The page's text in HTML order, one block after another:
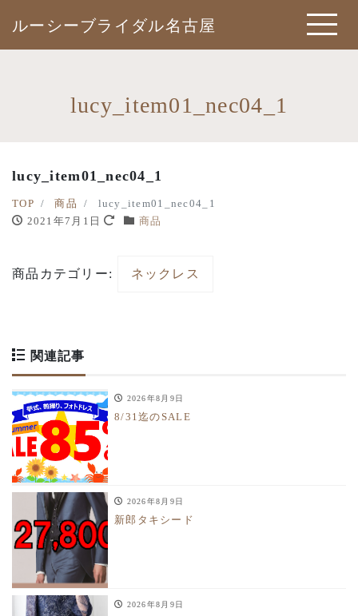
ルーシーブライダル名古屋
lucy_item01_nec04_1
lucy_item01_nec04_1
TOP 商品
lucy_item01_nec04_1
2021年7月1日
商品
商品カテゴリー: ネックレス
関連記事
2026年8月9日
8/31迄のSALE
2026年8月9日
新郎タキシード
2026年8月9日